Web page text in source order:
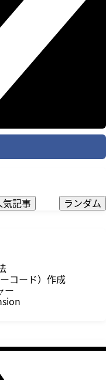
気記事 ランダム
コード）作成
ー